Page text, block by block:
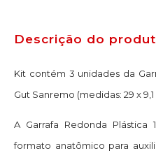
Descrição do
Kit contém 3 unidades da
Gut Sanremo (medidas: 29 x 9,1
A Garrafa Redonda Plástica
formato anatômico para